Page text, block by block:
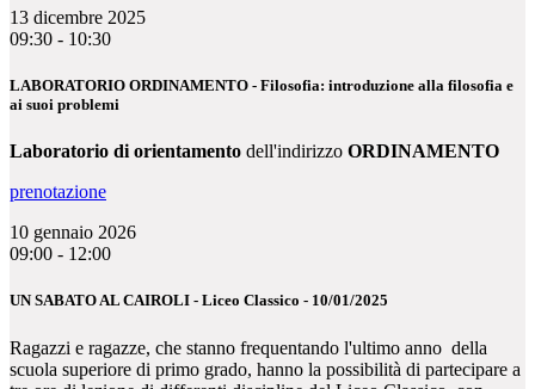
13 dicembre 2025
09:30 - 10:30
LABORATORIO ORDINAMENTO - Filosofia: introduzione alla filosofia e
ai suoi problemi
Laboratorio di orientamento dell'indirizzo ORDINAMENTO
prenotazione
10 gennaio 2026
09:00 - 12:00
UN SABATO AL CAIROLI - Liceo Classico - 10/01/2025
Ragazzi e ragazze, che stanno frequentando l'ultimo anno della
scuola superiore di primo grado, hanno la possibilità di partecipare a